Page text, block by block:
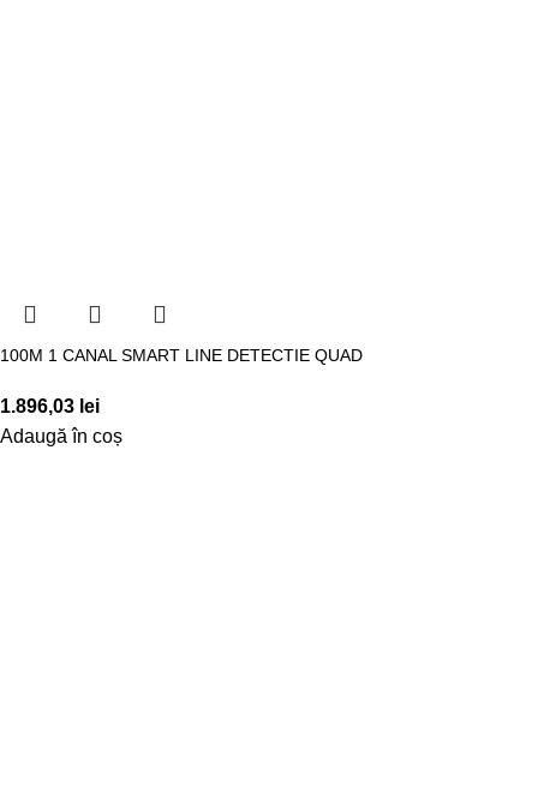
100M 1 CANAL SMART LINE DETECTIE QUAD
1.896,03 lei
Adaugă în coș